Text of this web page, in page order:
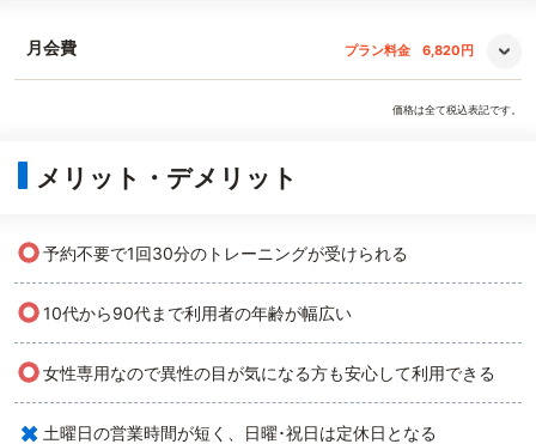
月会費 プラン料金 6,820円
価格は全て税込表記です。
メリット・デメリット
○予約不要で1回30分のトレーニングが受けられる
○10代から90代まで利用者の年齢が幅広い
○女性専用なので異性の目が気になる方も安心して利用できる
× 土曜日の営業時間が短く、日曜･祝日は定休日となる